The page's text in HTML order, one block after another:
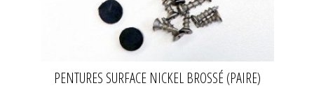
PENTURES SURFACE NICKEL BROSSÉ (PAIRE)